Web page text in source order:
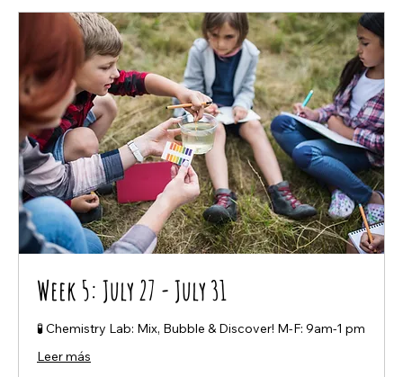
Week 5: July 27 - July 31
🧪 Chemistry Lab: Mix, Bubble & Discover! M-F: 9am-1 pm
Leer más